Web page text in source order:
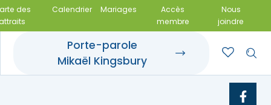
des
Calendrier Mariages
Accès
membre
Nous
joindre
Porte-parole
Mikaël Kingsbury